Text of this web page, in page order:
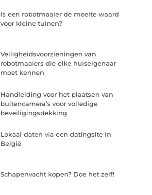
Is een robotmaaier de moeite waard
voor kleine tuinen?
Veiligheidsvoorzieningen van
robotmaaiers die elke huiseigenaar
moet kennen
Handleiding voor het plaatsen van
buitencamera’s voor volledige
beveiligingsdekking
Lokaal daten via een datingsite in
België
Schapenvacht kopen? Doe het zelf!